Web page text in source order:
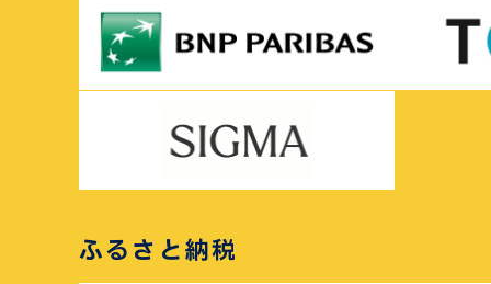
ふるさと納税